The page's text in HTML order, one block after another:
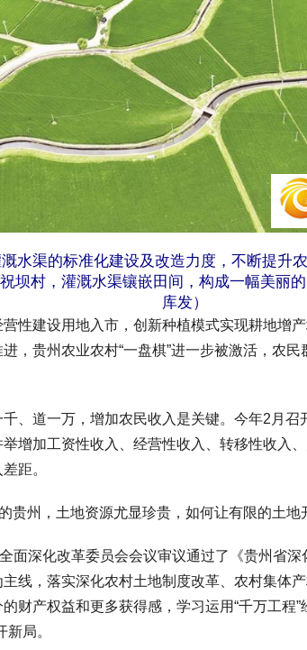
渠的标准化建设及改造力度，不断提升
坝村，灌溉水渠镶嵌田间，构成一幅美丽
库发）
建设用地入市，创新种植模式实现耕地增产
，贵州农业农村“一盘棋”进一步被激活，农民
道一万，增加农民收入是关键。今年2月召
增加工资性收入、经营性收入、转移性收入
距。
州，土地资源尤显珍贵，如何让有限的土地
深化改革委员会会议审议通过了《贵州省深
线，落实深化农村土地制度改革、农村集体
财产权益和更多获得感，学习运用“千万工程”
局。